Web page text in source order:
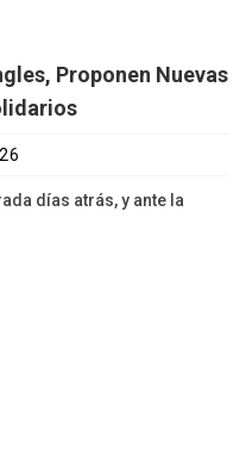
Proponen Nuevas
días atrás, y ante la